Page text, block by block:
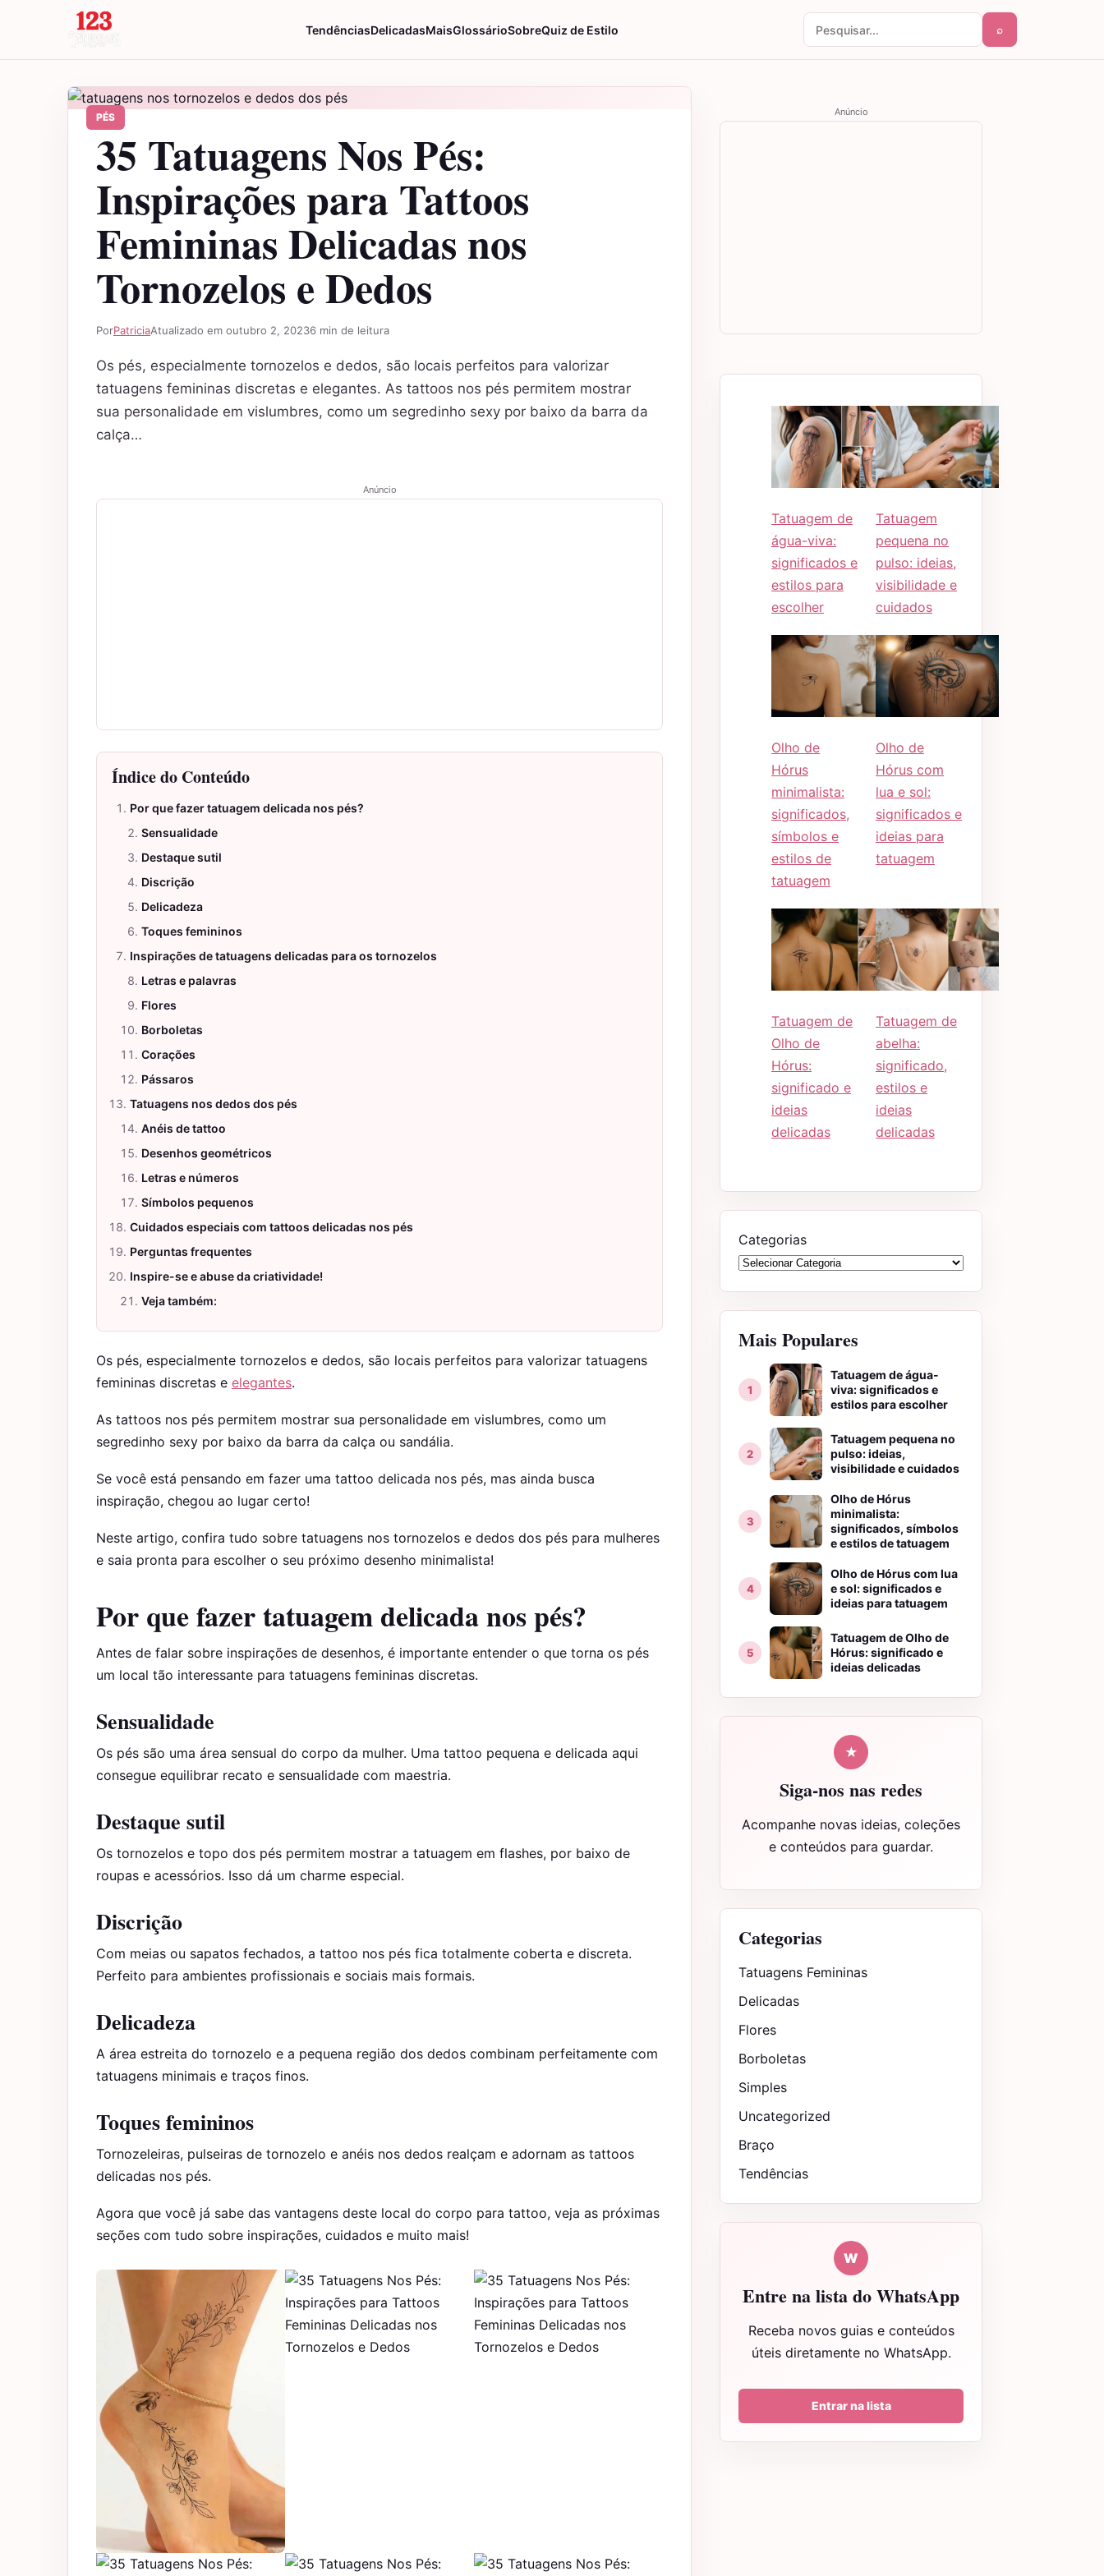
Saltar para o conteúdo
TendênciasDelicadasMaisGlossárioSobreQuiz de Estilo
Pesquisar por:
⌕
PÉS
35 Tatuagens Nos Pés:
Inspirações para Tattoos
Femininas Delicadas nos
Tornozelos e Dedos
PorPatriciaAtualizado em outubro 2, 20236 min de leitura
Os pés, especialmente tornozelos e dedos, são locais perfeitos para valorizar
tatuagens femininas discretas e elegantes. As tattoos nos pés permitem mostrar
sua personalidade em vislumbres, como um segredinho sexy por baixo da barra da
calça…
Anúncio
Índice do Conteúdo
Por que fazer tatuagem delicada nos pés?
Sensualidade
Destaque sutil
Discrição
Delicadeza
Toques femininos
Inspirações de tatuagens delicadas para os tornozelos
Letras e palavras
Flores
Borboletas
Corações
Pássaros
Tatuagens nos dedos dos pés
Anéis de tattoo
Desenhos geométricos
Letras e números
Símbolos pequenos
Cuidados especiais com tattoos delicadas nos pés
Perguntas frequentes
Inspire-se e abuse da criatividade!
Veja também:
Os pés, especialmente tornozelos e dedos, são locais perfeitos para valorizar tatuagens
femininas discretas e elegantes.
As tattoos nos pés permitem mostrar sua personalidade em vislumbres, como um
segredinho sexy por baixo da barra da calça ou sandália.
Se você está pensando em fazer uma tattoo delicada nos pés, mas ainda busca
inspiração, chegou ao lugar certo!
Neste artigo, confira tudo sobre tatuagens nos tornozelos e dedos dos pés para mulheres
e saia pronta para escolher o seu próximo desenho minimalista!
Por que fazer tatuagem delicada nos pés?
Antes de falar sobre inspirações de desenhos, é importante entender o que torna os pés
um local tão interessante para tatuagens femininas discretas.
Sensualidade
Os pés são uma área sensual do corpo da mulher. Uma tattoo pequena e delicada aqui
consegue equilibrar recato e sensualidade com maestria.
Destaque sutil
Os tornozelos e topo dos pés permitem mostrar a tatuagem em flashes, por baixo de
roupas e acessórios. Isso dá um charme especial.
Discrição
Com meias ou sapatos fechados, a tattoo nos pés fica totalmente coberta e discreta.
Perfeito para ambientes profissionais e sociais mais formais.
Delicadeza
A área estreita do tornozelo e a pequena região dos dedos combinam perfeitamente com
tatuagens minimais e traços finos.
Toques femininos
Tornozeleiras, pulseiras de tornozelo e anéis nos dedos realçam e adornam as tattoos
delicadas nos pés.
Agora que você já sabe das vantagens deste local do corpo para tattoo, veja as próximas
seções com tudo sobre inspirações, cuidados e muito mais!
Anúncio
Tatuagem de
água-viva:
significados e
estilos para
escolher
Tatuagem
pequena no
pulso: ideias,
visibilidade e
cuidados
Olho de
Hórus
minimalista:
significados,
símbolos e
estilos de
tatuagem
Olho de
Hórus com
lua e sol:
significados e
ideias para
tatuagem
Tatuagem de
Olho de
Hórus:
significado e
ideias
delicadas
Tatuagem de
abelha:
significado,
estilos e
ideias
delicadas
Categorias
Mais Populares
Tatuagem de água-
viva: significados e
estilos para escolher
Tatuagem pequena no
pulso: ideias,
visibilidade e cuidados
Olho de Hórus
minimalista:
significados, símbolos
e estilos de tatuagem
Olho de Hórus com lua
e sol: significados e
ideias para tatuagem
Tatuagem de Olho de
Hórus: significado e
ideias delicadas
★
Siga-nos nas redes
Acompanhe novas ideias, coleções
e conteúdos para guardar.
Categorias
Tatuagens Femininas
Delicadas
Flores
Borboletas
Simples
Uncategorized
Braço
Tendências
W
Entre na lista do WhatsApp
Receba novos guias e conteúdos
úteis diretamente no WhatsApp.
Entrar na lista